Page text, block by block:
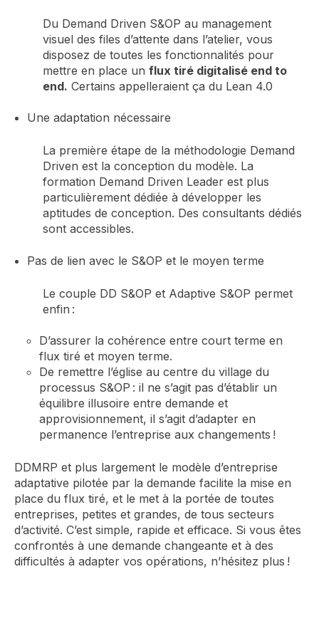
Du Demand Driven S&OP au management
visuel des files d’attente dans l’atelier, vous
disposez de toutes les fonctionnalités pour
mettre en place un flux tiré digitalisé end to
end. Certains appelleraient ça du Lean 4.0
Une adaptation nécessaire
La première étape de la méthodologie Demand
Driven est la conception du modèle. La
formation Demand Driven Leader est plus
particulièrement dédiée à développer les
aptitudes de conception. Des consultants dédiés
sont accessibles.
Pas de lien avec le S&OP et le moyen terme
Le couple DD S&OP et Adaptive S&OP permet
enfin :
D’assurer la cohérenceentre court terme en
flux tiré et moyen terme.
De remettre l’église au centre du village du
processus S&OP : il ne s’agit pas d’établir un
équilibreillusoire entre demande et
approvisionnement, il s’agit d’adapter en
permanence l’entrepriseaux changements !
DDMRP et plus largement le modèle d’entreprise
adaptative pilotée par la demande facilite la mise en
place du flux tiré, et le met à la portée de toutes
entreprises, petites et grandes, de tous secteurs
d’activité. C’est simple, rapide et efficace. Si vous êtes
confrontés à une demande changeante et à des
difficultés à adapter vos opérations, n’hésitez plus !